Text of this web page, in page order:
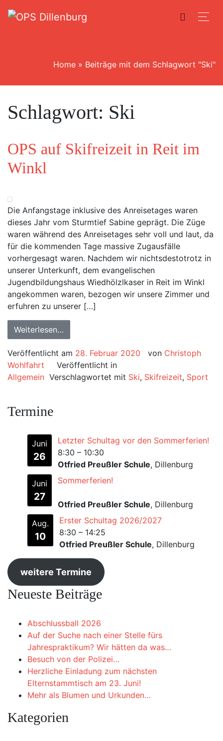
Home » Beiträge mit dem Schlagwort "Ski"
Schlagwort: Ski
OPS auf Skifreizeit in Reit im
Winkl
Die Anfangstage inklusive des Anreisetages waren
dieses Jahr vom Sturmtief Sabine geprägt. Die Züge
waren während des Anreisetages sehr voll und laut, da
für die kommenden Tage massive Zugausfälle
vorhergesagt waren. Nachdem wir nichtsdestotrotz in
unserer Unterkunft, dem evangelischen
Jugendbildungshaus Wiedhölzlkaser in Reit im Winkl
angekommen waren, bezogen wir unsere Zimmer und
erfuhren zu unserer […]
Weiterlesen…
Veröffentlicht am 28. Februar 2020 von Christoph
Wohlfahrt
Veröffentlicht in
Allgemein Verschlagwortet mit Ski, Skifreizeit, Sport
Termine
Juni
26
Letzter Schultag vor den Sommerferien!
8:30 – 10:30
Otfried Preußler Schule, Dillenburg
Juni
27
Sommerferien!
Otfried Preußler Schule, Dillenburg
Aug.
10
Erster Schultag 2026/2027
8:30 – 14:25
Otfried Preußler Schule, Dillenburg
weitere Termine
Neueste Beiträge
Abschlussball 2026
Auf der Suche nach einer Stelle fürs
Jahrespraktikum? Wir hätten da was…
Besuch von der Polizei…
Herzliche Einladung zum nächsten
Elternstammtisch am 23. Juni!
Mehr als Blumen und Urkunden…
Kategorien